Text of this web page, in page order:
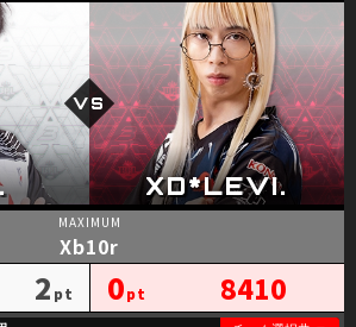
Xb10r
2 8410
0